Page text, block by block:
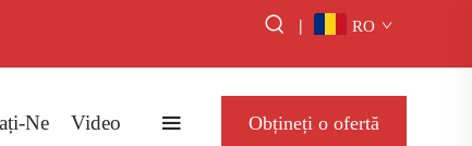
| RO
Ne Video Obțineți o ofertă